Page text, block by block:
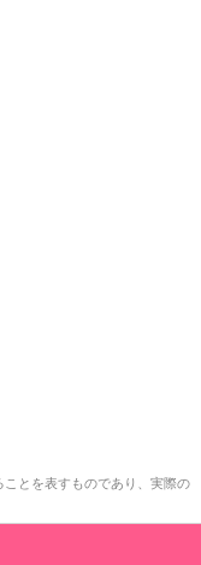
とを表すものであり、実際の